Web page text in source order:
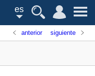
es
anterior siguiente